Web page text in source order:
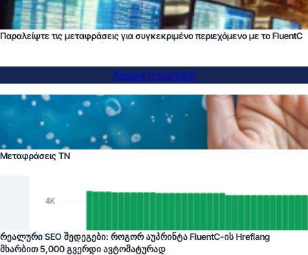
Παραλείψτε τις μεταφράσεις για συγκεκριμένο περιεχόμενο με το FluentC
Χαρακτηριστικά
Μεταφράσεις ΤΝ
რეალური SEO შედეგები: როგორ აუპრინტა FluentC-ის Hreflang
მხარბით 5,000 გვერდი ავტომატურად